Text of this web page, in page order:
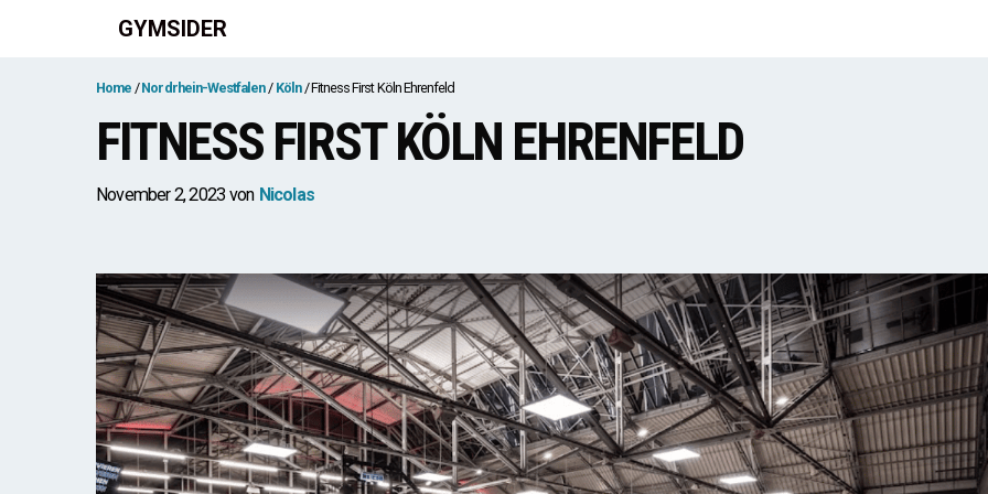
GYMSIDER
Home Nordrhein-Westfalen Köln Fitness First Köln Ehrenfeld
FITNESS FIRST KÖLN EHRENFELD
November 2, 2023 von Nicolas